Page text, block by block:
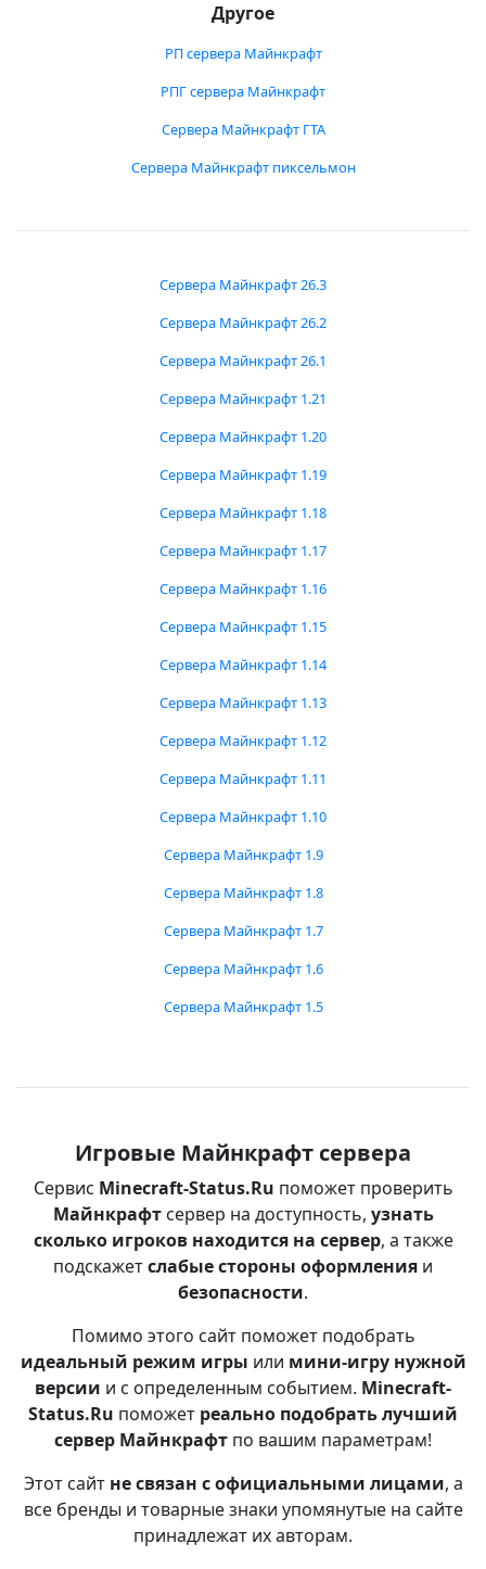
Другое
РП сервера Майнкрафт
РПГ сервера Майнкрафт
Сервера Майнкрафт ГТА
Сервера Майнкрафт пиксельмон
Сервера Майнкрафт 26.3
Сервера Майнкрафт 26.2
Сервера Майнкрафт 26.1
Сервера Майнкрафт 1.21
Сервера Майнкрафт 1.20
Сервера Майнкрафт 1.19
Сервера Майнкрафт 1.18
Сервера Майнкрафт 1.17
Сервера Майнкрафт 1.16
Сервера Майнкрафт 1.15
Сервера Майнкрафт 1.14
Сервера Майнкрафт 1.13
Сервера Майнкрафт 1.12
Сервера Майнкрафт 1.11
Сервера Майнкрафт 1.10
Сервера Майнкрафт 1.9
Сервера Майнкрафт 1.8
Сервера Майнкрафт 1.7
Сервера Майнкрафт 1.6
Сервера Майнкрафт 1.5
Игровые Майнкрафт сервера
Сервис Minecraft-Status.Ru поможет проверить
Майнкрафтсервер на доступность, узнать
сколько игроков находится на сервер, а также
подскажетслабые стороны оформления и
безопасности.
Помимо этого сайт поможет подобрать
идеальный режим игры или мини-игру нужной
версии и с определенным событием. Minecraft-
Status.Ru поможет реально подобрать лучший
сервер Майнкрафт по вашим параметрам!
Этот сайт не связан с официальными лицами, а
все бренды и товарные знаки упомянутые на сайте
принадлежат их авторам.